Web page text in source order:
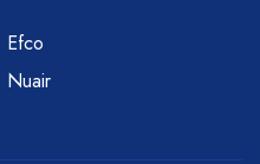
Efco
Nuair